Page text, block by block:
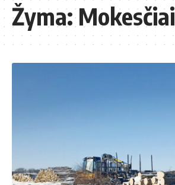
Žyma:Mokesčiai